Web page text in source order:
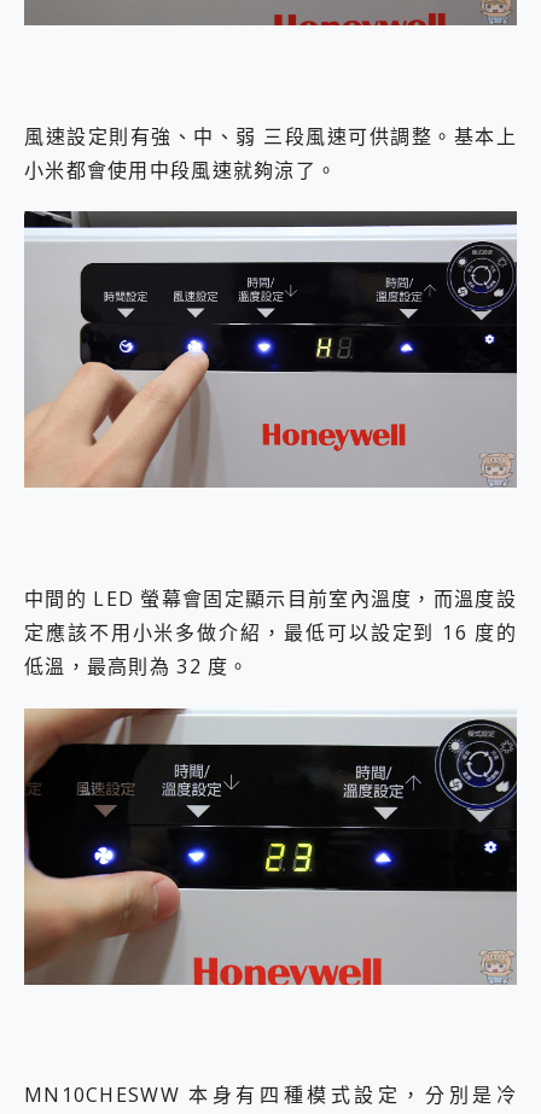
風速設定則有強、中、弱 三段風速可供調整。基本上
小米都會使用中段風速就夠涼了。
中間的 LED 螢幕會固定顯示目前室內溫度，而溫度設
定應該不用小米多做介紹，最低可以設定到 16 度的
低溫，最高則為 32 度。
MN10CHESWW 本身有四種模式設定，分別是冷